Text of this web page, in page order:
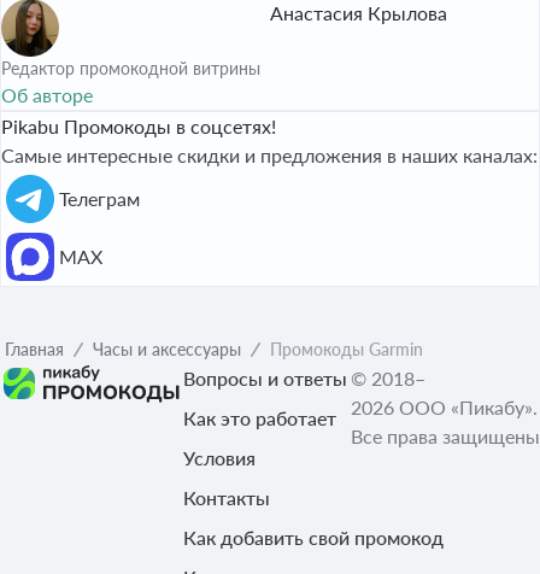
Анастасия Крылова
Редактор промокодной витрины
Об авторе
Pikabu Промокоды в соцсетях!
Самые интересные скидки и предложения в наших каналах:
Телеграм
МАХ
Главная Часы и аксессуары Промокоды Garmin
Вопросы и ответы
Как это работает
Условия
Контакты
Как добавить свой промокод
© 2018–
2026 ООО «Пикабу».
Все права защищены